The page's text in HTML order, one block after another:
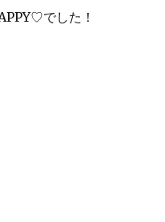
でした！